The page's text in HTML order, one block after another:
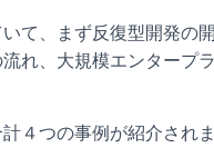
て、まず反復型開発の
れ、大規模エンタープ
４つの事例が紹介され